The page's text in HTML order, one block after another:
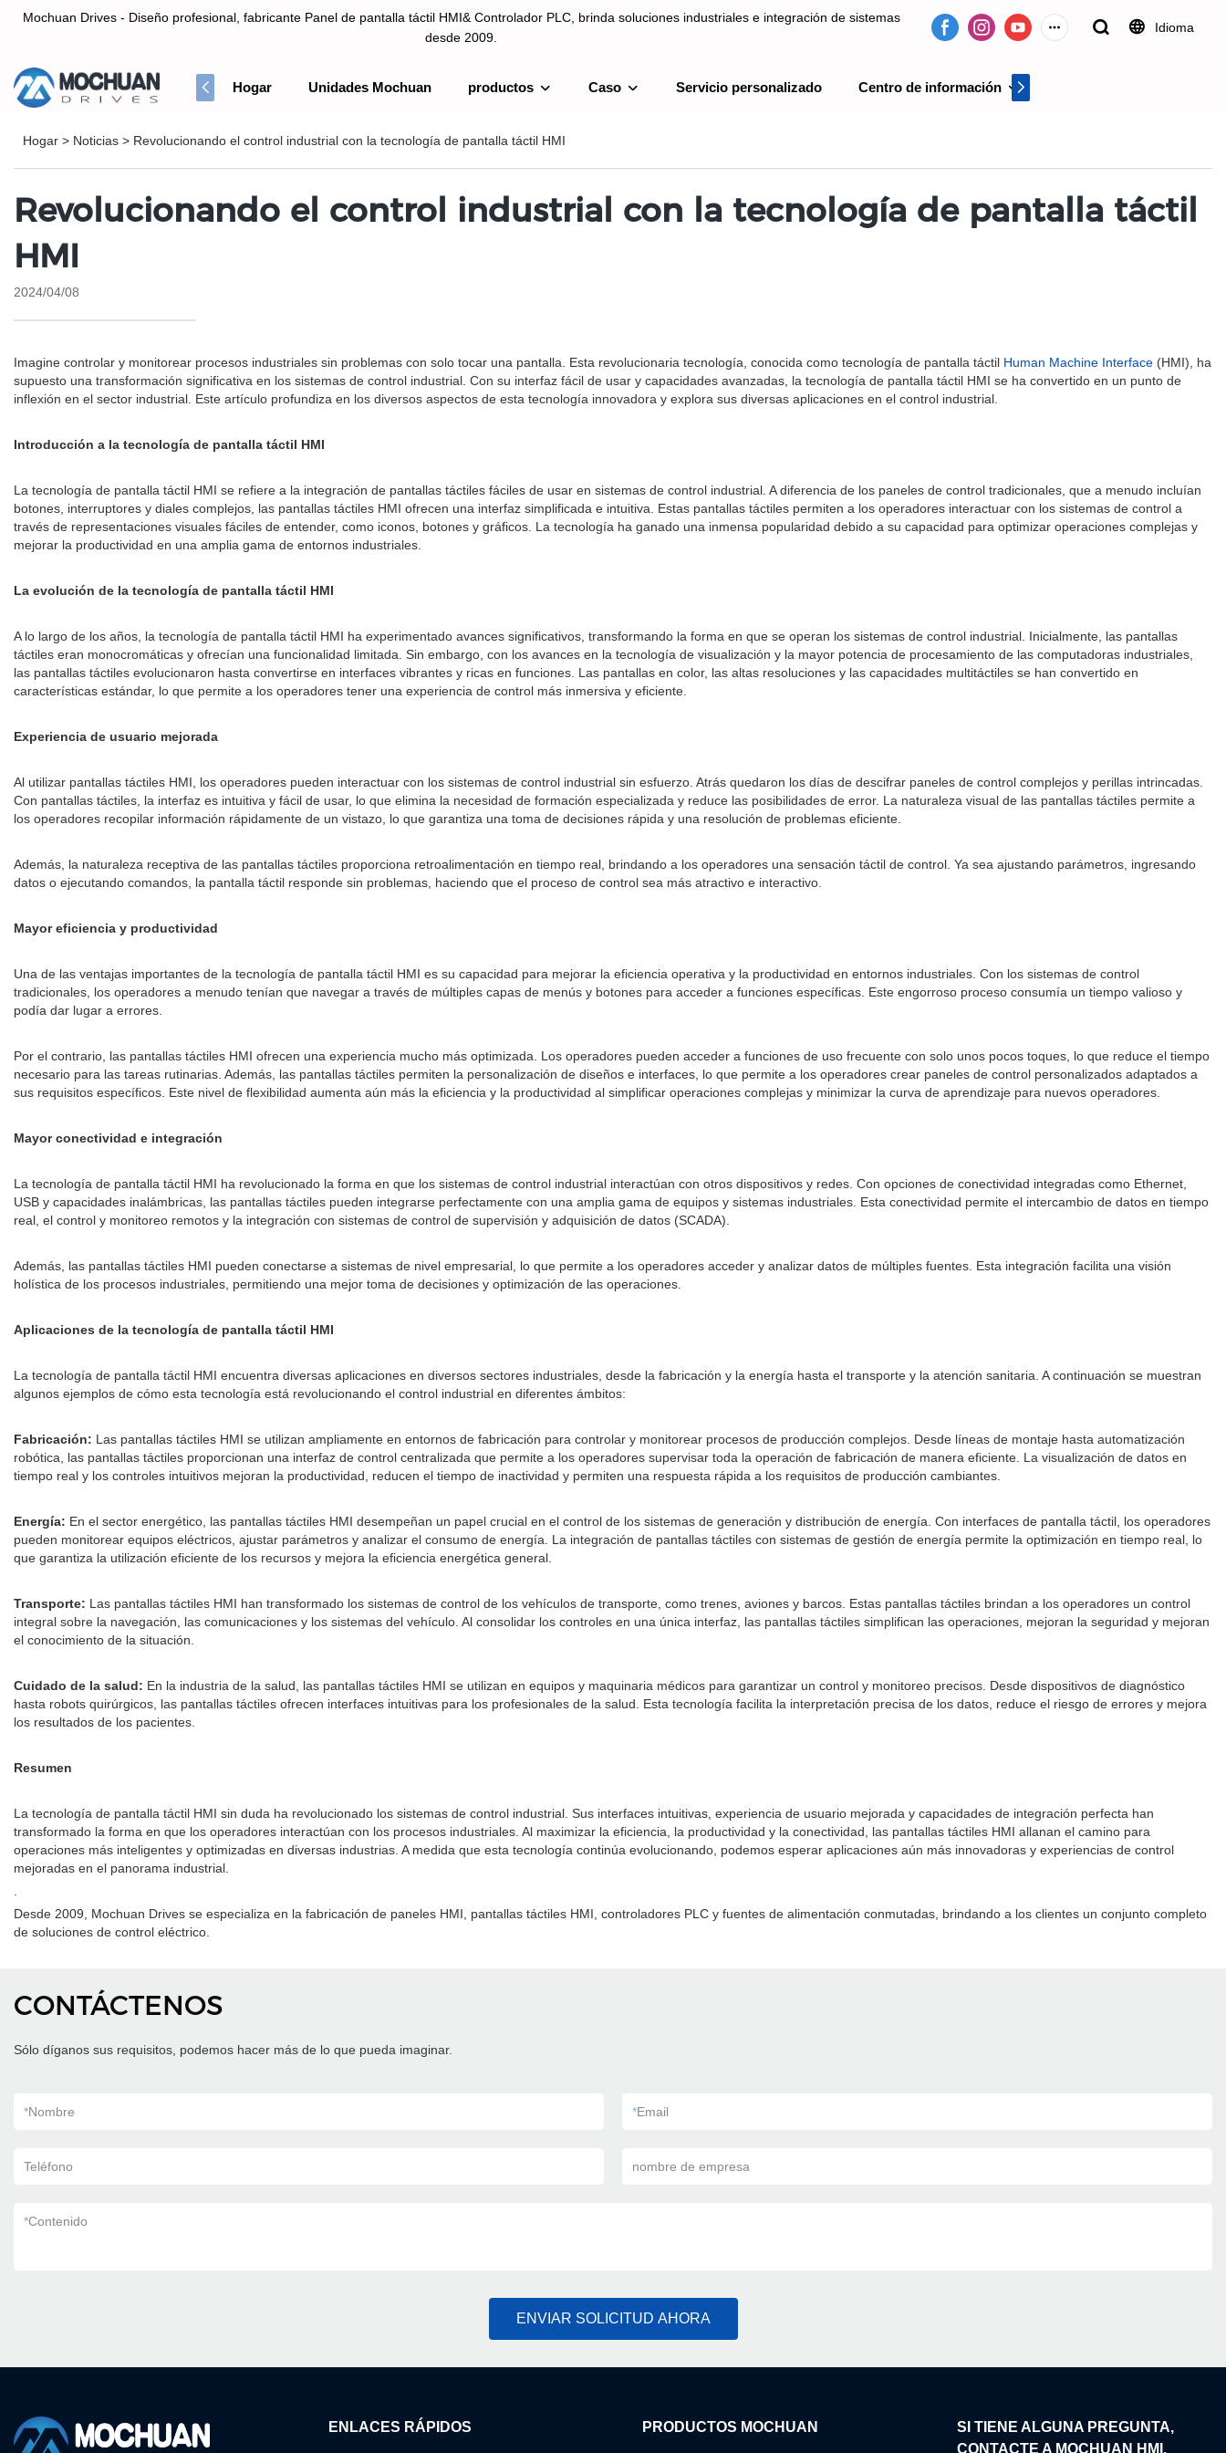
Mochuan Drives - Diseño profesional, fabricante Panel de pantalla táctil HMI& Controlador PLC, brinda soluciones industriales e integración de sistemas
desde 2009.
Idioma
Hogar Unidades Mochuan productos Caso Servicio personalizado Centro de información
Hogar > Noticias > Revolucionando el control industrial con la tecnología de pantalla táctil HMI
Revolucionando el control industrial con la tecnología de pantalla táctil
HMI
2024/04/08
Imagine controlar y monitorear procesos industriales sin problemas con solo tocar una pantalla. Esta revolucionaria tecnología, conocida como tecnología de pantalla táctil Human Machine Interface (HMI), ha
supuesto una transformación significativa en los sistemas de control industrial. Con su interfaz fácil de usar y capacidades avanzadas, la tecnología de pantalla táctil HMI se ha convertido en un punto de
inflexión en el sector industrial. Este artículo profundiza en los diversos aspectos de esta tecnología innovadora y explora sus diversas aplicaciones en el control industrial.
Introducción a la tecnología de pantalla táctil HMI
La tecnología de pantalla táctil HMI se refiere a la integración de pantallas táctiles fáciles de usar en sistemas de control industrial. A diferencia de los paneles de control tradicionales, que a menudo incluían
botones, interruptores y diales complejos, las pantallas táctiles HMI ofrecen una interfaz simplificada e intuitiva. Estas pantallas táctiles permiten a los operadores interactuar con los sistemas de control a
través de representaciones visuales fáciles de entender, como iconos, botones y gráficos. La tecnología ha ganado una inmensa popularidad debido a su capacidad para optimizar operaciones complejas y
mejorar la productividad en una amplia gama de entornos industriales.
La evolución de la tecnología de pantalla táctil HMI
A lo largo de los años, la tecnología de pantalla táctil HMI ha experimentado avances significativos, transformando la forma en que se operan los sistemas de control industrial. Inicialmente, las pantallas
táctiles eran monocromáticas y ofrecían una funcionalidad limitada. Sin embargo, con los avances en la tecnología de visualización y la mayor potencia de procesamiento de las computadoras industriales,
las pantallas táctiles evolucionaron hasta convertirse en interfaces vibrantes y ricas en funciones. Las pantallas en color, las altas resoluciones y las capacidades multitáctiles se han convertido en
características estándar, lo que permite a los operadores tener una experiencia de control más inmersiva y eficiente.
Experiencia de usuario mejorada
Al utilizar pantallas táctiles HMI, los operadores pueden interactuar con los sistemas de control industrial sin esfuerzo. Atrás quedaron los días de descifrar paneles de control complejos y perillas intrincadas.
Con pantallas táctiles, la interfaz es intuitiva y fácil de usar, lo que elimina la necesidad de formación especializada y reduce las posibilidades de error. La naturaleza visual de las pantallas táctiles permite a
los operadores recopilar información rápidamente de un vistazo, lo que garantiza una toma de decisiones rápida y una resolución de problemas eficiente.
Además, la naturaleza receptiva de las pantallas táctiles proporciona retroalimentación en tiempo real, brindando a los operadores una sensación táctil de control. Ya sea ajustando parámetros, ingresando
datos o ejecutando comandos, la pantalla táctil responde sin problemas, haciendo que el proceso de control sea más atractivo e interactivo.
Mayor eficiencia y productividad
Una de las ventajas importantes de la tecnología de pantalla táctil HMI es su capacidad para mejorar la eficiencia operativa y la productividad en entornos industriales. Con los sistemas de control
tradicionales, los operadores a menudo tenían que navegar a través de múltiples capas de menús y botones para acceder a funciones específicas. Este engorroso proceso consumía un tiempo valioso y
podía dar lugar a errores.
Por el contrario, las pantallas táctiles HMI ofrecen una experiencia mucho más optimizada. Los operadores pueden acceder a funciones de uso frecuente con solo unos pocos toques, lo que reduce el tiempo
necesario para las tareas rutinarias. Además, las pantallas táctiles permiten la personalización de diseños e interfaces, lo que permite a los operadores crear paneles de control personalizados adaptados a
sus requisitos específicos. Este nivel de flexibilidad aumenta aún más la eficiencia y la productividad al simplificar operaciones complejas y minimizar la curva de aprendizaje para nuevos operadores.
Mayor conectividad e integración
La tecnología de pantalla táctil HMI ha revolucionado la forma en que los sistemas de control industrial interactúan con otros dispositivos y redes. Con opciones de conectividad integradas como Ethernet,
USB y capacidades inalámbricas, las pantallas táctiles pueden integrarse perfectamente con una amplia gama de equipos y sistemas industriales. Esta conectividad permite el intercambio de datos en tiempo
real, el control y monitoreo remotos y la integración con sistemas de control de supervisión y adquisición de datos (SCADA).
Además, las pantallas táctiles HMI pueden conectarse a sistemas de nivel empresarial, lo que permite a los operadores acceder y analizar datos de múltiples fuentes. Esta integración facilita una visión
holística de los procesos industriales, permitiendo una mejor toma de decisiones y optimización de las operaciones.
Aplicaciones de la tecnología de pantalla táctil HMI
La tecnología de pantalla táctil HMI encuentra diversas aplicaciones en diversos sectores industriales, desde la fabricación y la energía hasta el transporte y la atención sanitaria. A continuación se muestran
algunos ejemplos de cómo esta tecnología está revolucionando el control industrial en diferentes ámbitos:
Fabricación: Las pantallas táctiles HMI se utilizan ampliamente en entornos de fabricación para controlar y monitorear procesos de producción complejos. Desde líneas de montaje hasta automatización
robótica, las pantallas táctiles proporcionan una interfaz de control centralizada que permite a los operadores supervisar toda la operación de fabricación de manera eficiente. La visualización de datos en
tiempo real y los controles intuitivos mejoran la productividad, reducen el tiempo de inactividad y permiten una respuesta rápida a los requisitos de producción cambiantes.
Energía: En el sector energético, las pantallas táctiles HMI desempeñan un papel crucial en el control de los sistemas de generación y distribución de energía. Con interfaces de pantalla táctil, los operadores
pueden monitorear equipos eléctricos, ajustar parámetros y analizar el consumo de energía. La integración de pantallas táctiles con sistemas de gestión de energía permite la optimización en tiempo real, lo
que garantiza la utilización eficiente de los recursos y mejora la eficiencia energética general.
Transporte: Las pantallas táctiles HMI han transformado los sistemas de control de los vehículos de transporte, como trenes, aviones y barcos. Estas pantallas táctiles brindan a los operadores un control
integral sobre la navegación, las comunicaciones y los sistemas del vehículo. Al consolidar los controles en una única interfaz, las pantallas táctiles simplifican las operaciones, mejoran la seguridad y mejoran
el conocimiento de la situación.
Cuidado de la salud: En la industria de la salud, las pantallas táctiles HMI se utilizan en equipos y maquinaria médicos para garantizar un control y monitoreo precisos. Desde dispositivos de diagnóstico
hasta robots quirúrgicos, las pantallas táctiles ofrecen interfaces intuitivas para los profesionales de la salud. Esta tecnología facilita la interpretación precisa de los datos, reduce el riesgo de errores y mejora
los resultados de los pacientes.
Resumen
La tecnología de pantalla táctil HMI sin duda ha revolucionado los sistemas de control industrial. Sus interfaces intuitivas, experiencia de usuario mejorada y capacidades de integración perfecta han
transformado la forma en que los operadores interactúan con los procesos industriales. Al maximizar la eficiencia, la productividad y la conectividad, las pantallas táctiles HMI allanan el camino para
operaciones más inteligentes y optimizadas en diversas industrias. A medida que esta tecnología continúa evolucionando, podemos esperar aplicaciones aún más innovadoras y experiencias de control
mejoradas en el panorama industrial.
.
Desde 2009, Mochuan Drives se especializa en la fabricación de paneles HMI, pantallas táctiles HMI, controladores PLC y fuentes de alimentación conmutadas, brindando a los clientes un conjunto completo
de soluciones de control eléctrico.
CONTÁCTENOS
Sólo díganos sus requisitos, podemos hacer más de lo que pueda imaginar.
*Nombre *Email
Teléfono nombre de empresa
*Contenido
ENVIAR SOLICITUD AHORA
ENLACES RÁPIDOS PRODUCTOS MOCHUAN
SI TIENE ALGUNA PREGUNTA,
CONTACTE A MOCHUAN HMI.